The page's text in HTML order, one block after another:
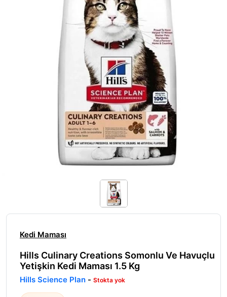
Kedi Maması
Hills Culinary Creations Somonlu Ve Havuçlu
Yetişkin Kedi Maması 1.5 Kg
Hills Science Plan - Stokta yok